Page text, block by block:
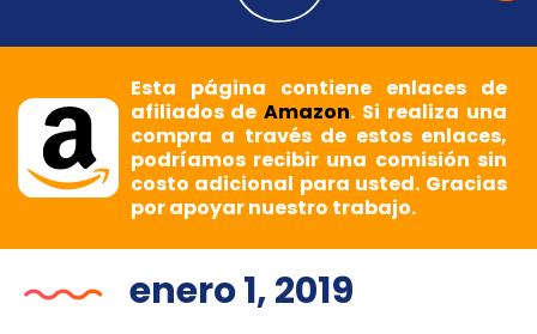
Esta página contiene enlaces de
afiliados deAmazon. Si realiza una
compra a través de estos enlaces,
podríamos recibir una comisión sin
costo adicional para usted. Gracias
por apoyar nuestro trabajo.
enero 1, 2019